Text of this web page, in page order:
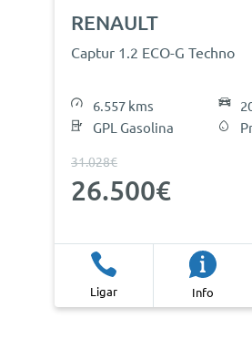
RENAULT
Captur 1.2 ECO-G Techno
6.557 kms
GPL Gasolina
31.028€
26.500€
Ligar Info